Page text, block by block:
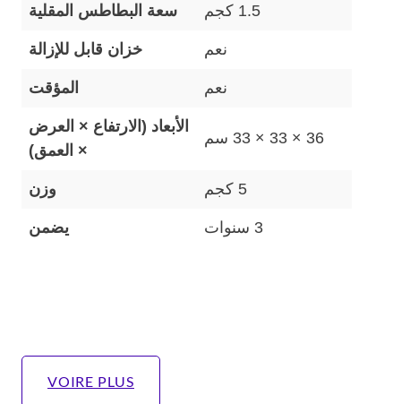
سعة البطاطس المقلية 1.5 كجم
خزان قابل للإزالة نعم
المؤقت نعم
الأبعاد (الارتفاع × العرض
× العمق)
36 × 33 × 33 سم
وزن 5 كجم
يضمن 3 سنوات
VOIRE PLUS